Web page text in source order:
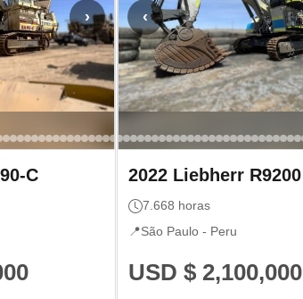
›
C
‹
2022 Liebherr R9200
7.668 horas
📍São Paulo - Peru
USD $ 2,100,000